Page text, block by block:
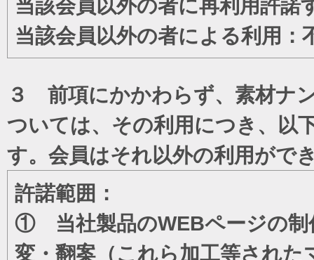
当該会員以外の者に再利用許諾
当該会員以外の者による利用：
３ 前項にかかわらず、素材ナ
ついては、その利用につき、以
す。会員はそれ以外の利用がで
許諾範囲：
① 当社製品のWEBページの制
変・翻案（これら加工等され